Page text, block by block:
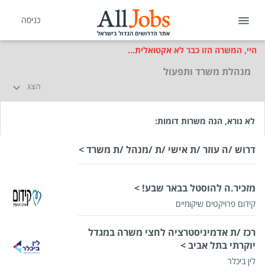
כניסה
היי, המשרה הזו כבר לא אקטואלית...
מנהלת משרד ותפעול
הצג
לא נורא, הנה משרות דומות:
דרוש /ה עוזר /ת אישי /ת /מנהל /ת משרד >
מזכיר.ה להוסטל בבאר שבע! >
קידום פרויקטים שיקומיים
רכז /ת אדמיניסטרציה לחצי משרה במגדל
יוקרתי בתל אביב >
לין ביכלר